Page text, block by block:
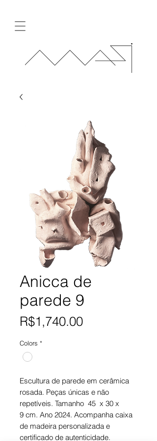
Anicca de
parede 9
R$1,740.00Price
Colors *
Escultura de parede em cerâmica
rosada. Peças únicas e não
repetíveis. Tamanho 45 x 30 x
9 cm. Ano 2024. Acompanha caixa
de madeira personalizada e
certificado de autenticidade.